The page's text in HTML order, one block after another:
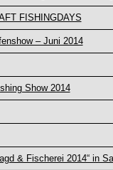
FISHINGDAYS
– Juni 2014
Show 2014
& Fischerei 2014“ in